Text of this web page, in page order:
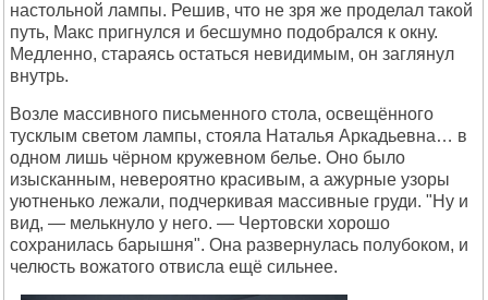
настольной лампы. Решив, что не зря же проделал такой
путь, Макс пригнулся и бесшумно подобрался к окну.
Медленно, стараясь остаться невидимым, он заглянул
внутрь.
Возле массивного письменного стола, освещённого
тусклым светом лампы, стояла Наталья Аркадьевна… в
одном лишь чёрном кружевном белье. Оно было
изысканным, невероятно красивым, а ажурные узоры
уютненько лежали, подчеркивая массивные груди. "Ну и
вид, — мелькнуло у него. — Чертовски хорошо
сохранилась барышня". Она развернулась полубоком, и
челюсть вожатого отвисла ещё сильнее.